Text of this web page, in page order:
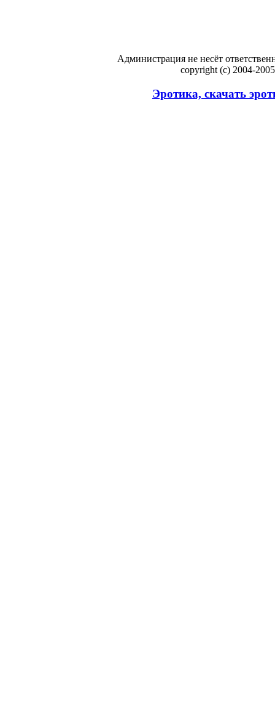
Администрация не несёт
copyright (c) 2004-
Эротика, скачать